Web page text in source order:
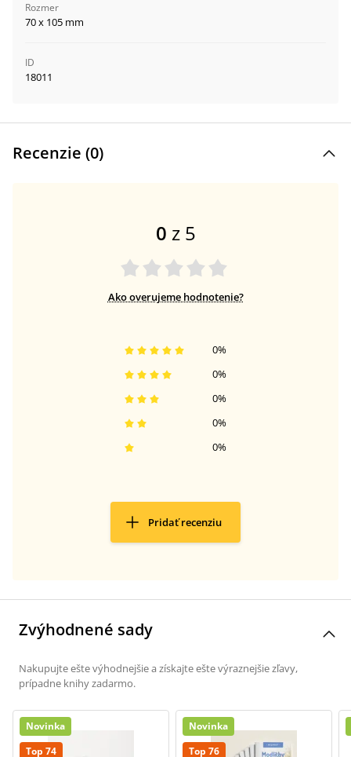
Rozmer
70 x 105 mm
ID
18011
Recenzie (0)
0 z 5
Ako overujeme hodnotenie?
0%
0%
0%
0%
0%
Pridať recenziu
Zvýhodnené sady
Nakupujte ešte výhodnejšie a získajte ešte výraznejšie zľavy,
prípadne knihy zadarmo.
Novinka
Top 74
Novinka
Top 76